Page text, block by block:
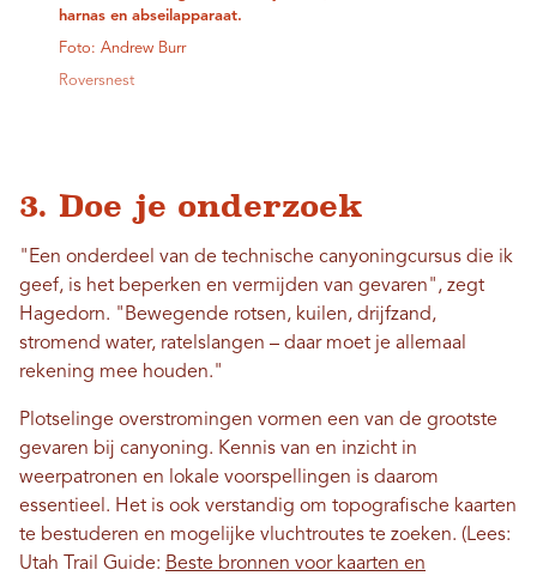
harnas en abseilapparaat.
Foto: Andrew Burr
Roversnest
3. Doe je onderzoek
"Een onderdeel van de technische canyoningcursus die ik
geef, is het beperken en vermijden van gevaren", zegt
Hagedorn. "Bewegende rotsen, kuilen, drijfzand,
stromend water, ratelslangen – daar moet je allemaal
rekening mee houden."
Plotselinge overstromingen vormen een van de grootste
gevaren bij canyoning. Kennis van en inzicht in
weerpatronen en lokale voorspellingen is daarom
essentieel. Het is ook verstandig om topografische kaarten
te bestuderen en mogelijke vluchtroutes te zoeken. (Lees:
Utah Trail Guide: Beste bronnen voor kaarten en